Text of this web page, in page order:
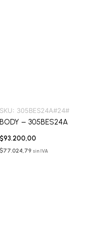
SKU: 305BES24A#24#
BODY – 305BES24A
$93.200,00
$77.024,79 sin IVA